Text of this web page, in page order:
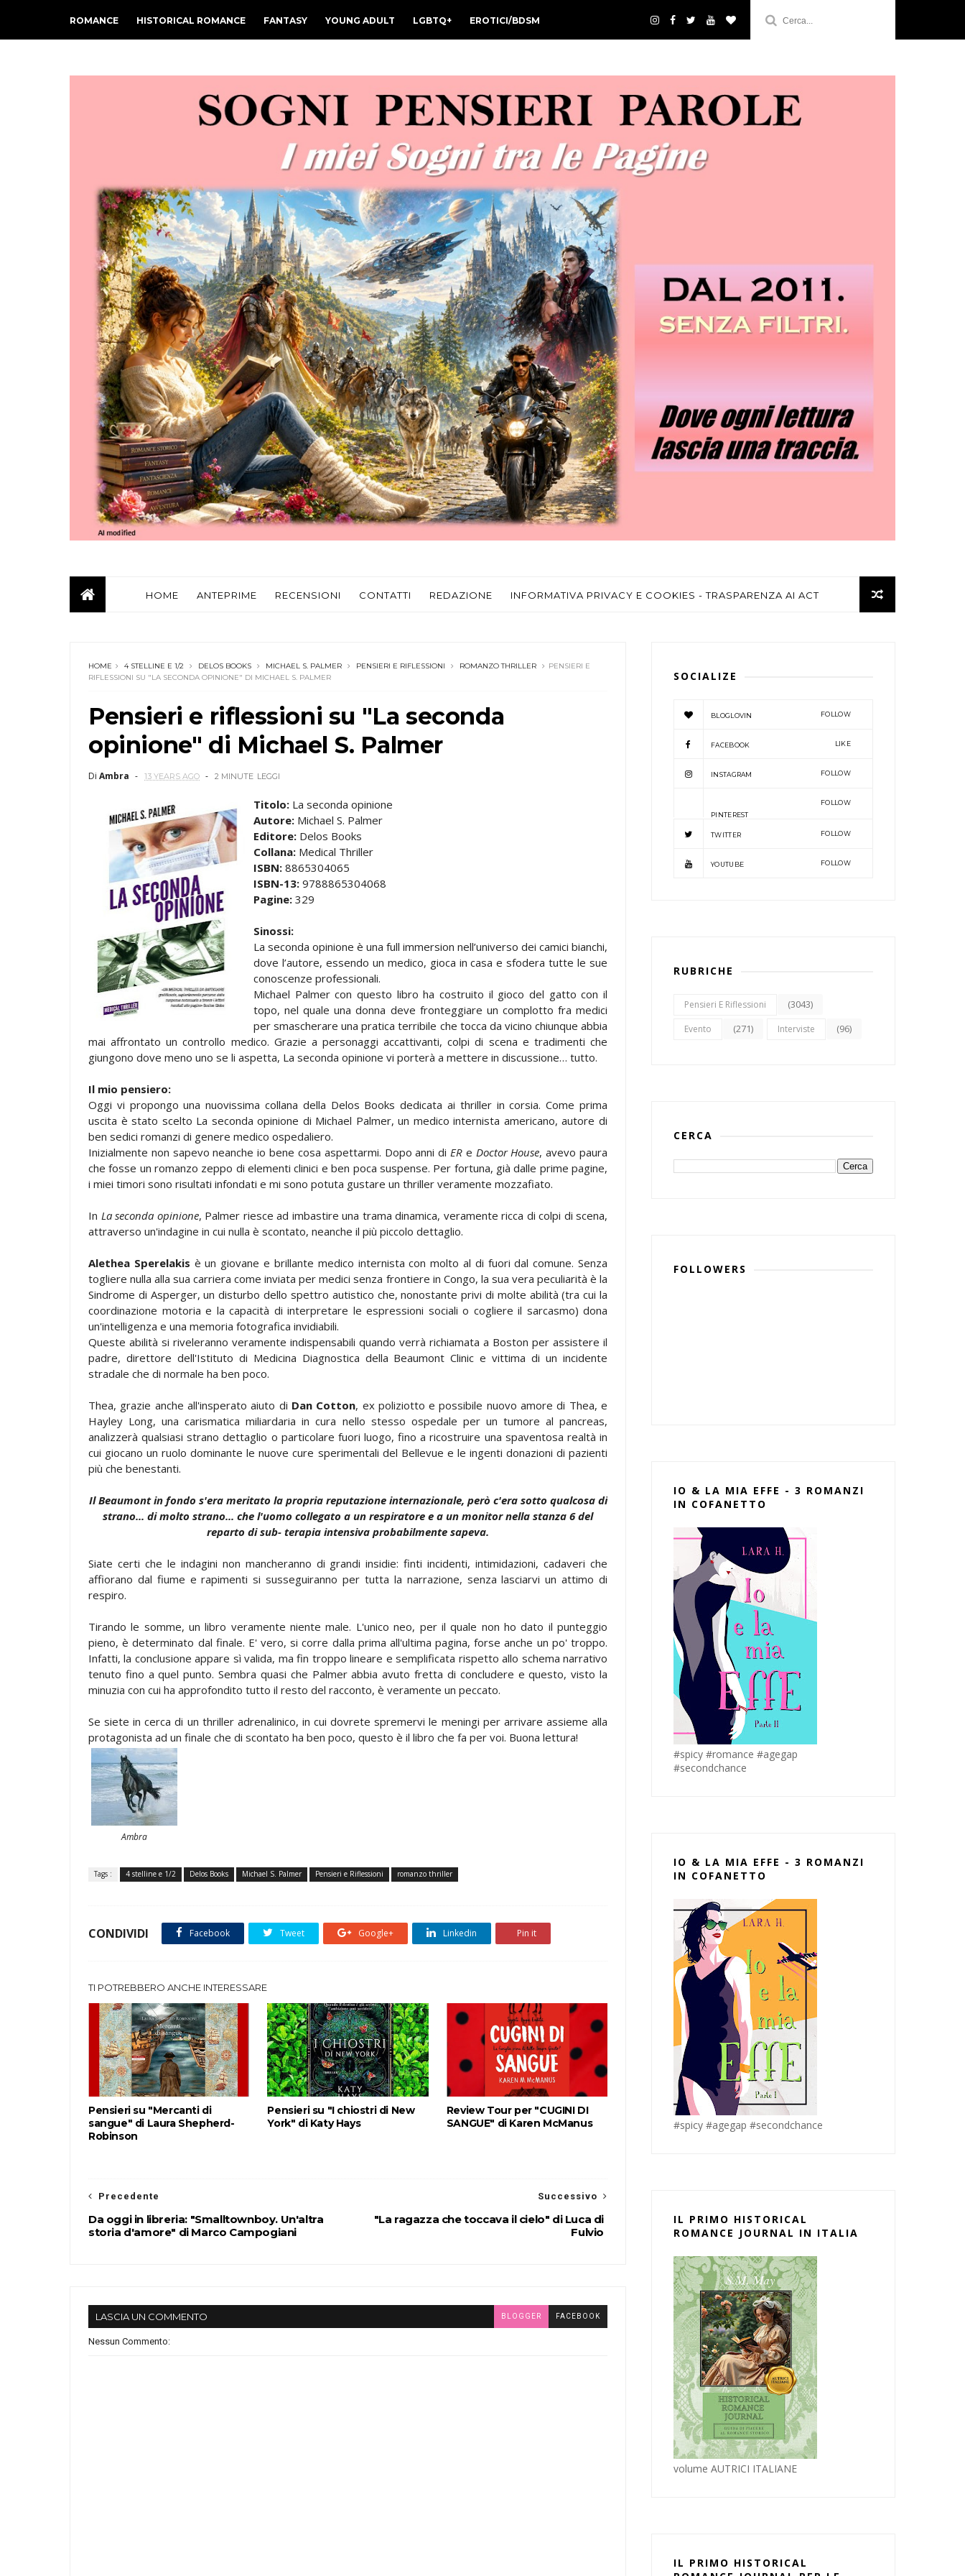
ROMANCE HISTORICAL ROMANCE FANTASY YOUNG ADULT LGBTQ+ EROTICI/BDSM
HOME ANTEPRIME RECENSIONI CONTATTI REDAZIONE INFORMATIVA PRIVACY E COOKIES - TRASPARENZA AI ACT
HOME 4 STELLINE E 1/2 DELOS BOOKS MICHAEL S. PALMER PENSIERI E RIFLESSIONI ROMANZO THRILLER
PENSIERI E
RIFLESSIONI SU "LA SECONDA OPINIONE" DI MICHAEL S. PALMER
Pensieri e riflessioni su "La seconda
opinione" di Michael S. Palmer
Di Ambra 13 YEARS AGO 2 MINUTE LEGGI
Titolo: La seconda opinione
Autore: Michael S. Palmer
Editore: Delos Books
Collana: Medical Thriller
ISBN: 8865304065
ISBN-13: 9788865304068
Pagine: 329
Sinossi:
La seconda opinione è una full immersion nell’universo dei camici bianchi,
dove l’autore, essendo un medico, gioca in casa e sfodera tutte le sue
conoscenze professionali.
Michael Palmer con questo libro ha costruito il gioco del gatto con il
topo, nel quale una donna deve fronteggiare un complotto fra medici
per smascherare una pratica terribile che tocca da vicino chiunque abbia
mai affrontato un controllo medico. Grazie a personaggi accattivanti, colpi di scena e tradimenti che
giungono dove meno uno se li aspetta, La seconda opinione vi porterà a mettere in discussione… tutto.
Il mio pensiero:
Oggi vi propongo una nuovissima collana della Delos Books dedicata ai thriller in corsia. Come prima
uscita è stato scelto La seconda opinione di Michael Palmer, un medico internista americano, autore di
ben sedici romanzi di genere medico ospedaliero.
Inizialmente non sapevo neanche io bene cosa aspettarmi. Dopo anni di ER e Doctor House, avevo paura
che fosse un romanzo zeppo di elementi clinici e ben poca suspense. Per fortuna, già dalle prime pagine,
i miei timori sono risultati infondati e mi sono potuta gustare un thriller veramente mozzafiato.
In La seconda opinione, Palmer riesce ad imbastire una trama dinamica, veramente ricca di colpi di scena,
attraverso un'indagine in cui nulla è scontato, neanche il più piccolo dettaglio.
Alethea Sperelakis è un giovane e brillante medico internista con molto al di fuori dal comune. Senza
togliere nulla alla sua carriera come inviata per medici senza frontiere in Congo, la sua vera peculiarità è la
Sindrome di Asperger, un disturbo dello spettro autistico che, nonostante privi di molte abilità (tra cui la
coordinazione motoria e la capacità di interpretare le espressioni sociali o cogliere il sarcasmo) dona
un'intelligenza e una memoria fotografica invidiabili.
Queste abilità si riveleranno veramente indispensabili quando verrà richiamata a Boston per assistere il
padre, direttore dell'Istituto di Medicina Diagnostica della Beaumont Clinic e vittima di un incidente
stradale che di normale ha ben poco.
Thea, grazie anche all'insperato aiuto di Dan Cotton, ex poliziotto e possibile nuovo amore di Thea, e
Hayley Long, una carismatica miliardaria in cura nello stesso ospedale per un tumore al pancreas,
analizzerà qualsiasi strano dettaglio o particolare fuori luogo, fino a ricostruire una spaventosa realtà in
cui giocano un ruolo dominante le nuove cure sperimentali del Bellevue e le ingenti donazioni di pazienti
più che benestanti.
Il Beaumont in fondo s'era meritato la propria reputazione internazionale, però c'era sotto qualcosa di
strano... di molto strano... che l'uomo collegato a un respiratore e a un monitor nella stanza 6 del
reparto di sub- terapia intensiva probabilmente sapeva.
Siate certi che le indagini non mancheranno di grandi insidie: finti incidenti, intimidazioni, cadaveri che
affiorano dal fiume e rapimenti si susseguiranno per tutta la narrazione, senza lasciarvi un attimo di
respiro.
Tirando le somme, un libro veramente niente male. L'unico neo, per il quale non ho dato il punteggio
pieno, è determinato dal finale. E' vero, si corre dalla prima all'ultima pagina, forse anche un po' troppo.
Infatti, la conclusione appare sì valida, ma fin troppo lineare e semplificata rispetto allo schema narrativo
tenuto fino a quel punto. Sembra quasi che Palmer abbia avuto fretta di concludere e questo, visto la
minuzia con cui ha approfondito tutto il resto del racconto, è veramente un peccato.
Se siete in cerca di un thriller adrenalinico, in cui dovrete spremervi le meningi per arrivare assieme alla
protagonista ad un finale che di scontato ha ben poco, questo è il libro che fa per voi. Buona lettura!
Ambra
Tags : 4 stelline e 1/2 Delos Books Michael S. Palmer Pensieri e Riflessioni romanzo thriller
CONDIVIDI Facebook Tweet Google+ Linkedin Pin it
TI POTREBBERO ANCHE INTERESSARE
Pensieri su "Mercanti di
sangue" di Laura Shepherd-
Robinson
Pensieri su "I chiostri di New
York" di Katy Hays
Review Tour per "CUGINI DI
SANGUE" di Karen McManus
Successivo
"La ragazza che toccava il cielo" di Luca di
Fulvio
Precedente
Da oggi in libreria: "Smalltownboy. Un'altra
storia d'amore" di Marco Campogiani
LASCIA UN COMMENTO BLOGGER FACEBOOK
Nessun Commento:
SOCIALIZE
BLOGLOVIN FOLLOW
FACEBOOK LIKE
INSTAGRAM FOLLOW
PINTEREST
FOLLOW
TWITTER FOLLOW
YOUTUBE FOLLOW
RUBRICHE
Pensieri E Riflessioni (3043)
Evento (271) Interviste (96)
CERCA
FOLLOWERS
IO & LA MIA EFFE - 3 ROMANZI
IN COFANETTO
#spicy #romance #agegap
#secondchance
IO & LA MIA EFFE - 3 ROMANZI
IN COFANETTO
#spicy #agegap #secondchance
IL PRIMO HISTORICAL
ROMANCE JOURNAL IN ITALIA
volume AUTRICI ITALIANE
IL PRIMO HISTORICAL